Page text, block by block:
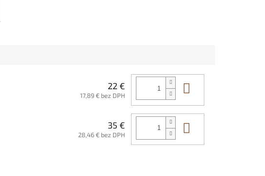
22 €
17,89 € bez DPH
35 €
28,46 € bez DPH